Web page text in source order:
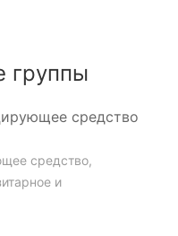
группы
средство
средство,
и